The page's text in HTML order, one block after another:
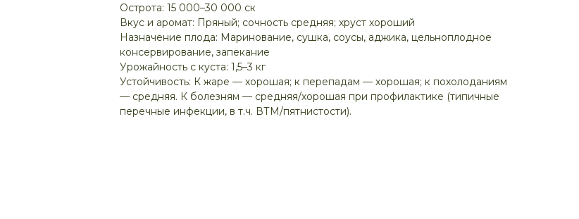
Острота: 15 000–30 000 ск
Вкус и аромат: Пряный; сочность средняя; хруст хороший
Назначение плода: Маринование, сушка, соусы, аджика, цельноплодное
консервирование, запекание
Урожайность с куста: 1,5–3 кг
Устойчивость: К жаре — хорошая; к перепадам — хорошая; к похолоданиям
— средняя. К болезням — средняя/хорошая при профилактике (типичные
перечные инфекции, в т.ч. ВТМ/пятнистости).